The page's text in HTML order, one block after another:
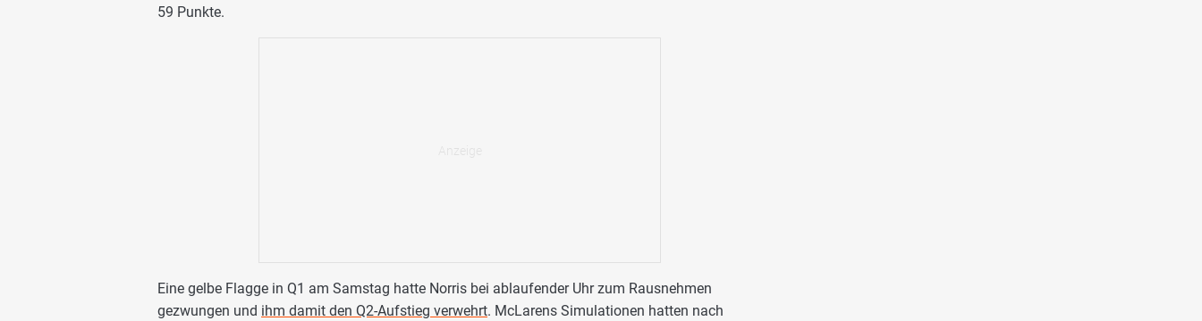
59 Punkte.
Eine gelbe Flagge in Q1 am Samstag hatte Norris bei ablaufender Uhr zum Rausnehmen
gezwungen und ihm damit den Q2-Aufstieg verwehrt. McLarens Simulationen hatten nach